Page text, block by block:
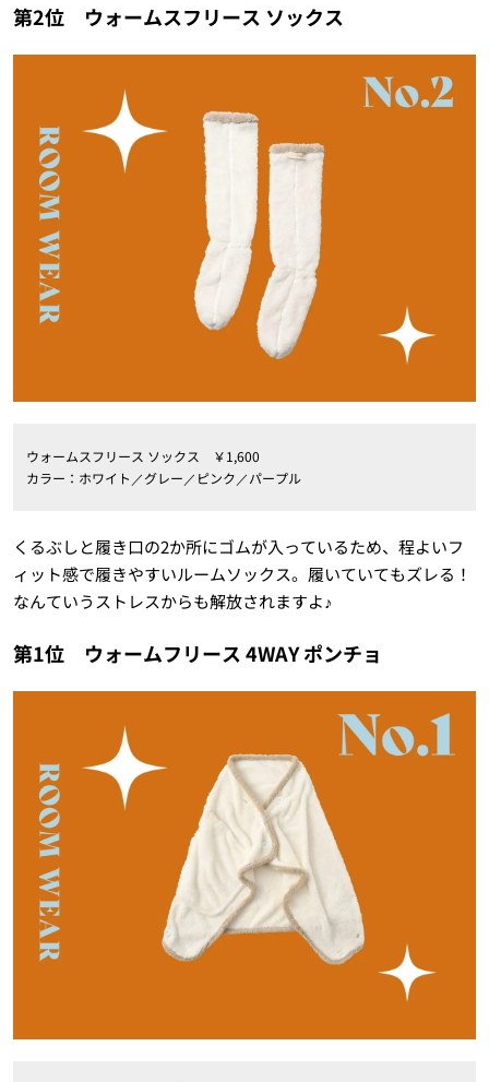
第2位 ウォームスフリース ソックス
ウォームスフリース ソックス ￥1,600
カラー：ホワイト／グレー／ピンク／パープル
くるぶしと履き口の2か所にゴムが入っているため、程よいフ
ィット感で履きやすいルームソックス。履いていてもズレる！
なんていうストレスからも解放されますよ♪
第1位 ウォームフリース 4WAY ポンチョ